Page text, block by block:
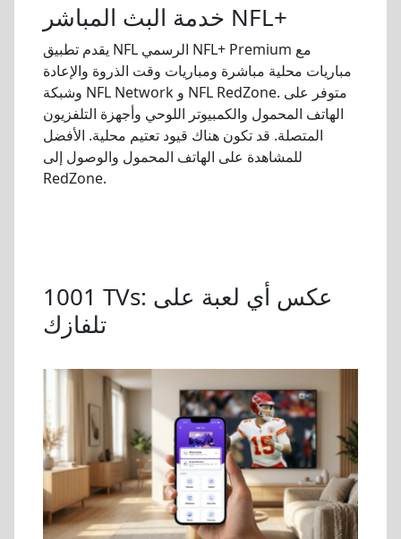
خدمة البث المباشر NFL+
يقدم تطبيق NFL الرسمي NFL+ Premium مع
مباريات محلية مباشرة ومباريات وقت الذروة والإعادة
وشبكة NFL Network و NFL RedZone. متوفر على
الهاتف المحمول والكمبيوتر اللوحي وأجهزة التلفزيون
المتصلة. قد تكون هناك قيود تعتيم محلية. الأفضل
للمشاهدة على الهاتف المحمول والوصول إلى
RedZone.
1001 TVs: عكس أي لعبة على
تلفازك